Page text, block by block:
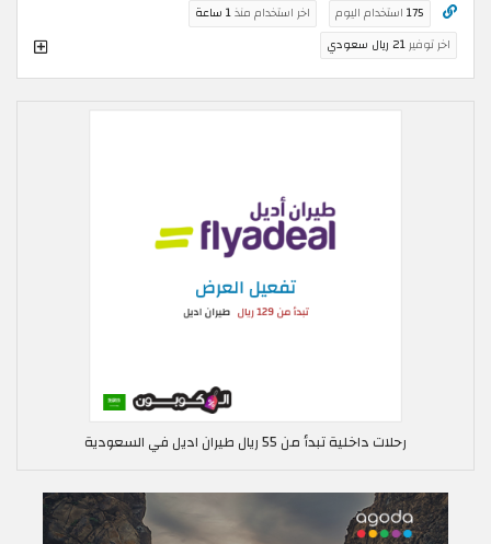
175 استخدام اليوم اخر استخدام منذ1 ساعة
اخر توفير21 ريال سعودي
رحلات داخلية تبدأ من 55 ريال طيران اديل في السعودية